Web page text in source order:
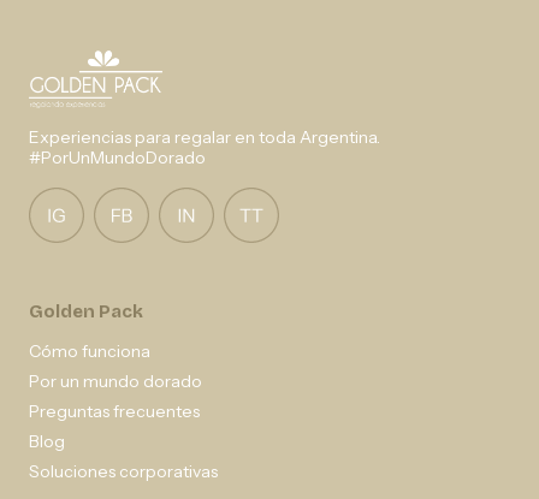
Experiencias para regalar en toda Argentina.
#PorUnMundoDorado
Golden Pack
Cómo funciona
Por un mundo dorado
Preguntas frecuentes
Blog
Soluciones corporativas